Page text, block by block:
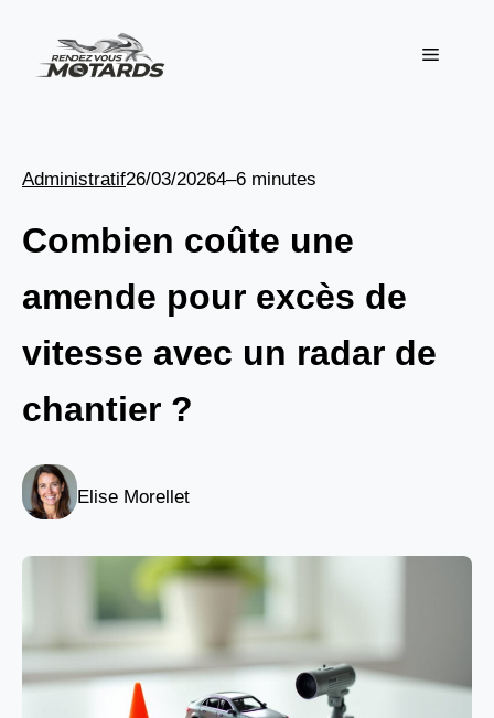
contenu
Menu
Administratif26/03/20264–6 minutes
Combien coûte une
amende pour excès de
vitesse avec un radar de
chantier ?
Elise Morellet